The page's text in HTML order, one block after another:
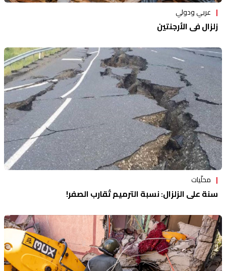
عربي ودولي
زلزال في الأرجنتين
محلّيات
سنة على الزلزال: نسبة الترميم تُقارب الصفر!